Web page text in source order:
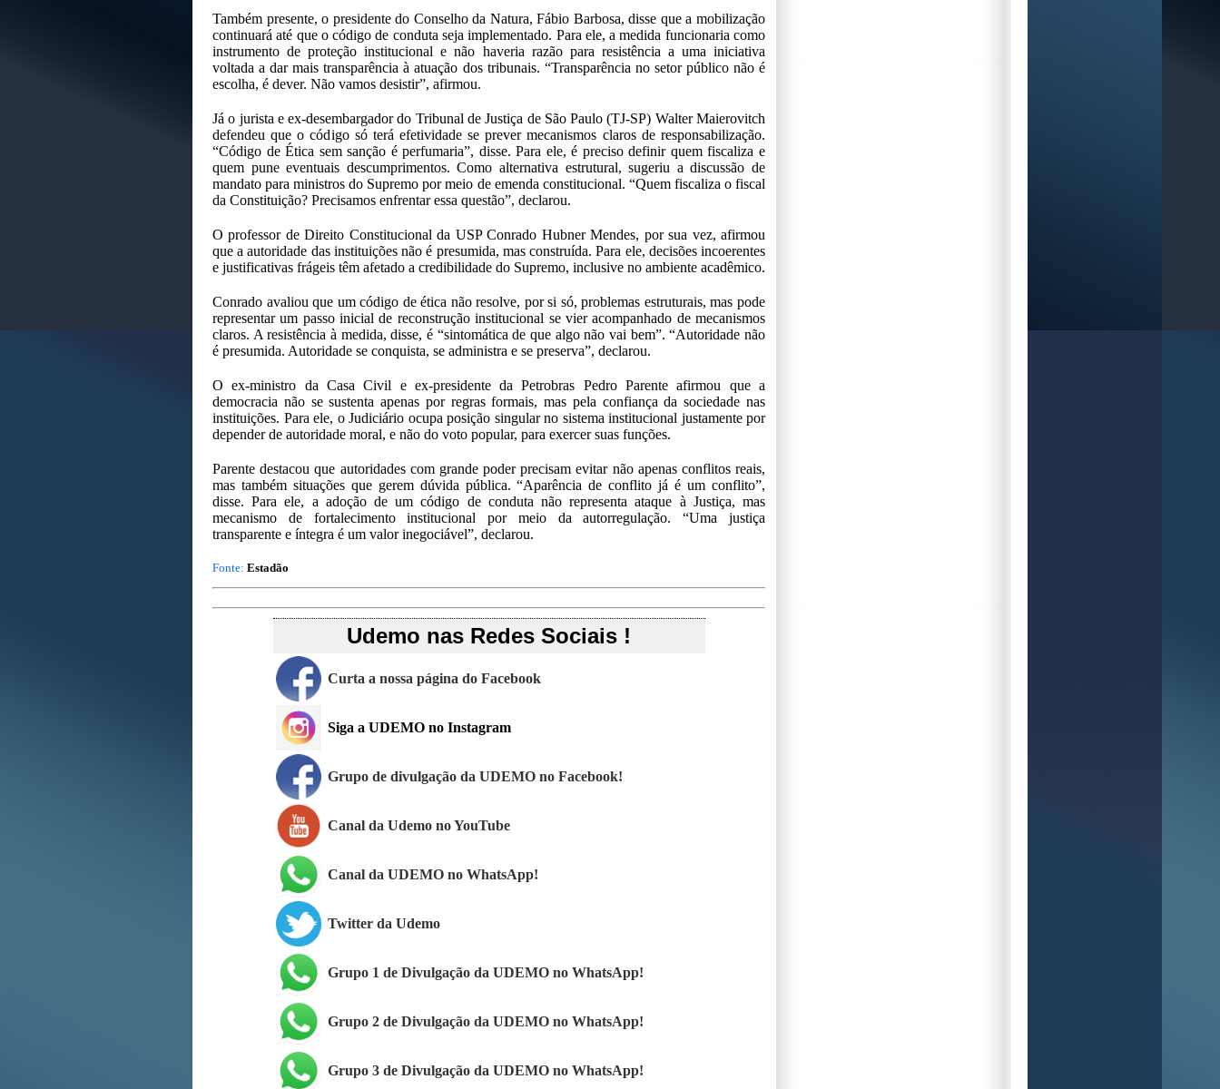
Também presente, o presidente do Conselho da Natura, Fábio Barbosa, disse que a mobilização
continuará até que o código de conduta seja implementado. Para ele, a medida funcionaria como
instrumento de proteção institucional e não haveria razão para resistência a uma iniciativa
voltada a dar mais transparência à atuação dos tribunais. “Transparência no setor público não é
escolha, é dever. Não vamos desistir”, afirmou.
Já o jurista e ex-desembargador do Tribunal de Justiça de São Paulo (TJ-SP) Walter Maierovitch
defendeu que o código só terá efetividade se prever mecanismos claros de responsabilização.
“Código de Ética sem sanção é perfumaria”, disse. Para ele, é preciso definir quem fiscaliza e
quem pune eventuais descumprimentos. Como alternativa estrutural, sugeriu a discussão de
mandato para ministros do Supremo por meio de emenda constitucional. “Quem fiscaliza o fiscal
da Constituição? Precisamos enfrentar essa questão”, declarou.
O professor de Direito Constitucional da USP Conrado Hubner Mendes, por sua vez, afirmou
que a autoridade das instituições não é presumida, mas construída. Para ele, decisões incoerentes
e justificativas frágeis têm afetado a credibilidade do Supremo, inclusive no ambiente acadêmico.
Conrado avaliou que um código de ética não resolve, por si só, problemas estruturais, mas pode
representar um passo inicial de reconstrução institucional se vier acompanhado de mecanismos
claros. A resistência à medida, disse, é “sintomática de que algo não vai bem”. “Autoridade não
é presumida. Autoridade se conquista, se administra e se preserva”, declarou.
O ex-ministro da Casa Civil e ex-presidente da Petrobras Pedro Parente afirmou que a
democracia não se sustenta apenas por regras formais, mas pela confiança da sociedade nas
instituições. Para ele, o Judiciário ocupa posição singular no sistema institucional justamente por
depender de autoridade moral, e não do voto popular, para exercer suas funções.
Parente destacou que autoridades com grande poder precisam evitar não apenas conflitos reais,
mas também situações que gerem dúvida pública. “Aparência de conflito já é um conflito”,
disse. Para ele, a adoção de um código de conduta não representa ataque à Justiça, mas
mecanismo de fortalecimento institucional por meio da autorregulação. “Uma justiça
transparente e íntegra é um valor inegociável”, declarou.
Fonte: Estadão
Udemo nas Redes Sociais !
Curta a nossa página do Facebook
Siga a UDEMO no Instagram
Grupo de divulgação da UDEMO no Facebook!
Canal da Udemo no YouTube
Canal da UDEMO no WhatsApp!
Twitter da Udemo
Grupo 1 de Divulgação da UDEMO no WhatsApp!
Grupo 2 de Divulgação da UDEMO no WhatsApp!
Grupo 3 de Divulgação da UDEMO no WhatsApp!